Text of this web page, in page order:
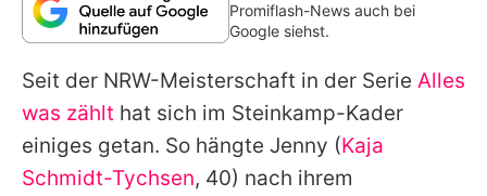
Redaktionelle Richtlinien
Impressum
Datenschutzerklärung
Nutzungsbedingungen
Promiflash-News auch bei
Google siehst.
Seit der NRW-Meisterschaft in der Serie Alles
was zählt hat sich im Steinkamp-Kader
einiges getan. So hängte Jenny (Kaja
Schmidt-Tychsen, 40) nach ihrem